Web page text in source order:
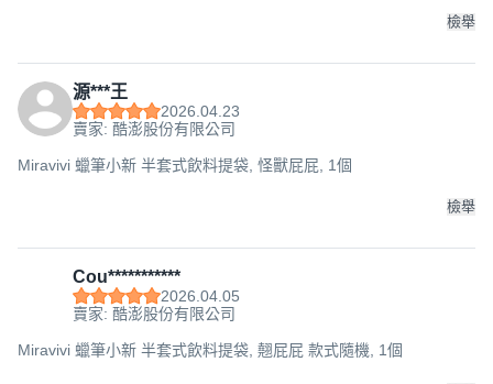
檢舉
源***王
2026.04.23
賣家: 酷澎股份有限公司
Miravivi 蠟筆小新 半套式飲料提袋, 怪獸屁屁, 1個
檢舉
Cou***********
2026.04.05
賣家: 酷澎股份有限公司
Miravivi 蠟筆小新 半套式飲料提袋, 翹屁屁 款式隨機, 1個